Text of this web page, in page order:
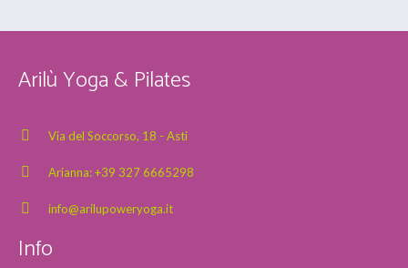
Arilù Yoga & Pilates
Via del Soccorso, 18 - Asti
Arianna: +39 327 6665298
info@arilupoweryoga.it
Info